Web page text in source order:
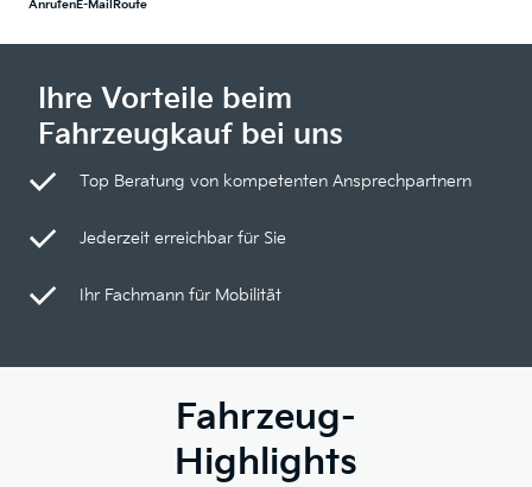
AnrufenE-Mail Route
Ihre Vorteile beim
Fahrzeugkauf bei uns
Top Beratung von kompetenten Ansprechpartnern
Jederzeit erreichbar für Sie
Ihr Fachmann für Mobilität
Fahrzeug-
Highlights